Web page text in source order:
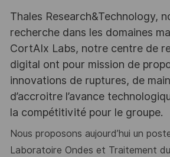
Thales Research&Technology,
recherche dans les domaines
CortAIx Labs, notre centre de
digital ont pour mission de
innovations de ruptures, de
d’accroitre l’avance
la compétitivité pour le groupe.
Nous proposons aujourd’hui un
Laboratoire Ondes et Traitement